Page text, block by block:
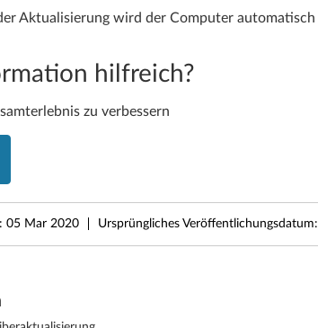
Aktualisierung wird der Computer
hilfreich?
zu verbessern
05 Mar 2020 Ursprüngliches